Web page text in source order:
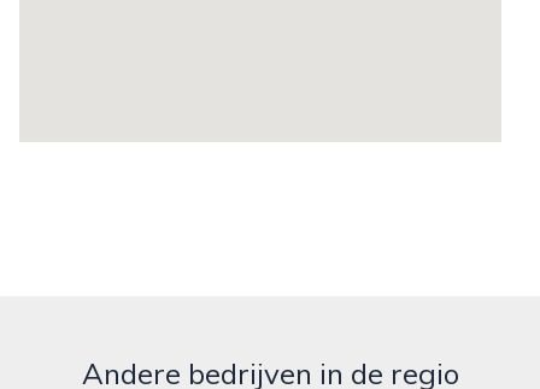
Andere bedrijven in de regio